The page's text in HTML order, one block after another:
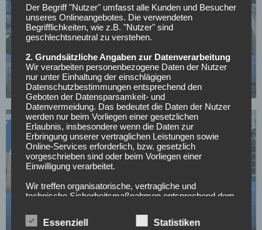
HERTHA BSC
„Bei Hertha ist Ende“: Spieler verkündet
überraschend seinen Abschied
04.05.2026
Nächste Pleite für Hertha: „Muss aufpassen, was
03.05.2026
Der Begriff "Nutzer" umfasst alle Kunden und Besucher
unseres Onlineangebotes. Die verwendeten
Begrifflichkeiten, wie z.B. "Nutzer" sind
geschlechtsneutral zu verstehen.
2. Grundsätzliche Angaben zur Datenverarbeitung
Wir verarbeiten personenbezogene Daten der Nutzer
nur unter Einhaltung der einschlägigen
Datenschutzbestimmungen entsprechend den
Geboten der Datensparsamkeit- und
Datenvermeidung. Das bedeutet die Daten der Nutzer
werden nur beim Vorliegen einer gesetzlichen
Erlaubnis, insbesondere wenn die Daten zur
Erbringung unserer vertraglichen Leistungen sowie
Online-Services erforderlich, bzw. gesetzlich
vorgeschrieben sind oder beim Vorliegen einer
Einwilligung verarbeitet.
Wir treffen organisatorische, vertragliche und
technische Sicherheitsmaßnahmen entsprechend dem
Vorschriften der Datenschutzgesetze eingehalten
werden und um damit die durch uns verarbeiteten
Essenziell Statistiken